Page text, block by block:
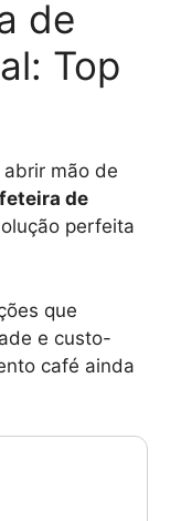
de
Top
mão de
de
perfeita
que
e custo-
café ainda